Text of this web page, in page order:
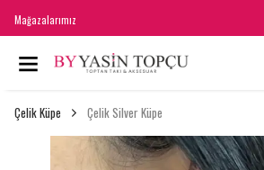
Mağazalarımız
Çelik Küpe Çelik Silver Küpe